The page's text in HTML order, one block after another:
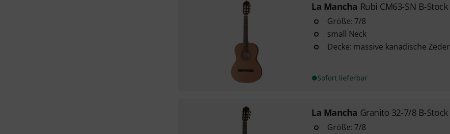
La Mancha Rubi CM63-SN B-Stock
Größe: 7/8
small Neck
Decke: massive kanadische Zeder
Sofort lieferbar
La Mancha Granito 32-7/8 B-Stock
Größe: 7/8